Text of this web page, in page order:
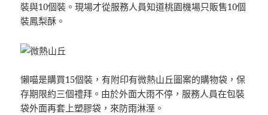
裝與10個裝。現場才從服務人員知道桃園機場只販售10個
裝鳳梨酥。
懶喵是購買15個裝，有附印有微熱山丘圖案的購物袋，保
存期限約三個禮拜。由於外面大雨不停，服務人員在包裝
袋外面再套上塑膠袋，來防雨淋溼。